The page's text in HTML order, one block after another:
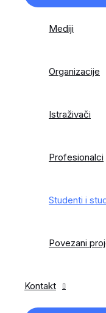
Mediji
Organizacije
Istraživači
Profesionalci
Studenti i
Povezani
Kontakt